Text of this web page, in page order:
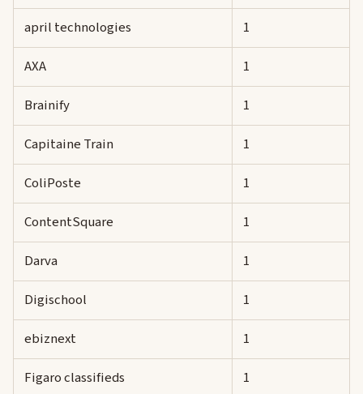
april technologies
1
AXA
1
Brainify
1
Capitaine Train
1
ColiPoste
1
ContentSquare
1
Darva
1
Digischool
1
ebiznext
1
Figaro classifieds
1